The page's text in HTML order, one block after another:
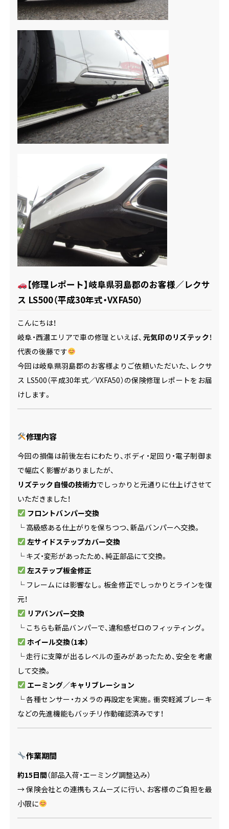
【修理レポート】岐阜県羽島郡のお客様／レクサ
ス LS500（平成30年式・VXFA50）
こんにちは！
岐阜・西濃エリアで車の修理といえば、 元気印のリズテック！
代表の後藤です
今回は岐阜県羽島郡のお客様よりご依頼いただいた、レクサ
ス LS500（平成30年式／VXFA50）の保険修理レポートをお届
けします。
修理内容
今回の損傷は前後左右にわたり、ボディ・足回り・電子制御ま
で幅広く影響がありましたが、
リズテック自慢の技術力でしっかりと元通りに仕上げさせて
いただきました！
フロントバンパー交換
└ 高級感ある仕上がりを保ちつつ、新品バンパーへ交換。
左サイドステップカバー交換
└ キズ・変形があったため、純正部品にて交換。
左ステップ板金修正
└ フレームには影響なし。板金修正でしっかりとラインを復
元！
リアバンパー交換
└ こちらも新品バンパーで、違和感ゼロのフィッティング。
ホイール交換（1本）
└ 走行に支障が出るレベルの歪みがあったため、安全を考慮
して交換。
エーミング／キャリブレーション
└ 各種センサー・カメラの再設定を実施。衝突軽減ブレーキ
などの先進機能もバッチリ作動確認済みです！
作業期間
約15日間（部品入荷・エーミング調整込み）
→ 保険会社との連携もスムーズに行い、お客様のご負担を最
小限に